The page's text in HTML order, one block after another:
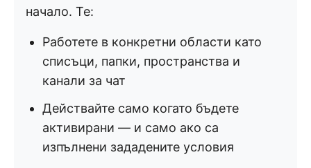
начало. Те:
Работете в конкретни области като
списъци, папки, пространства и
канали за чат
Действайте само когато бъдете
активирани — и само ако са
изпълнени зададените условия